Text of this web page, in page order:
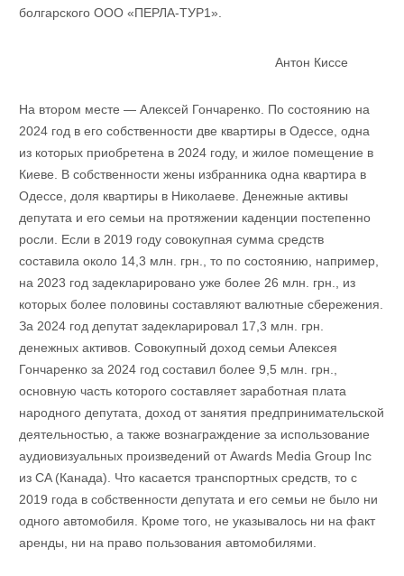
болгарского ООО «ПЕРЛА-ТУР1».
Антон Киссе
На втором месте — Алексей Гончаренко. По состоянию на
2024 год в его собственности две квартиры в Одессе, одна
из которых приобретена в 2024 году, и жилое помещение в
Киеве. В собственности жены избранника одна квартира в
Одессе, доля квартиры в Николаеве. Денежные активы
депутата и его семьи на протяжении каденции постепенно
росли. Если в 2019 году совокупная сумма средств
составила около 14,3 млн. грн., то по состоянию, например,
на 2023 год задекларировано уже более 26 млн. грн., из
которых более половины составляют валютные сбережения.
За 2024 год депутат задекларировал 17,3 млн. грн.
денежных активов. Совокупный доход семьи Алексея
Гончаренко за 2024 год составил более 9,5 млн. грн.,
основную часть которого составляет заработная плата
народного депутата, доход от занятия предпринимательской
деятельностью, а также вознаграждение за использование
аудиовизуальных произведений от Awards Media Group Inc
из CA (Канада). Что касается транспортных средств, то с
2019 года в собственности депутата и его семьи не было ни
одного автомобиля. Кроме того, не указывалось ни на факт
аренды, ни на право пользования автомобилями.